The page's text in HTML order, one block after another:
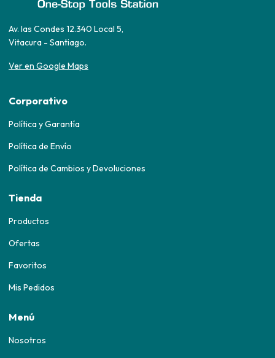
Av. las Condes 12.340 Local 5,
Vitacura - Santiago.
Ver en Google Maps
Corporativo
Política y Garantía
Política de Envío
Política de Cambios y Devoluciones
Tienda
Productos
Ofertas
Favoritos
Mis Pedidos
Menú
Nosotros